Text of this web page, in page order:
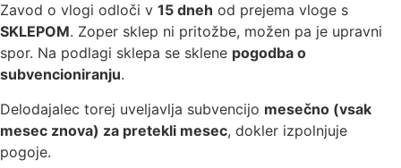
Zavod o vlogi odloči v 15 dneh od prejema vloge s
SKLEPOM. Zoper sklep ni pritožbe, možen pa je upravni
spor. Na podlagi sklepa se sklene pogodba o
subvencioniranju.
Delodajalec torej uveljavlja subvencijo mesečno (vsak
mesec znova) za pretekli mesec, dokler izpolnjuje
pogoje.